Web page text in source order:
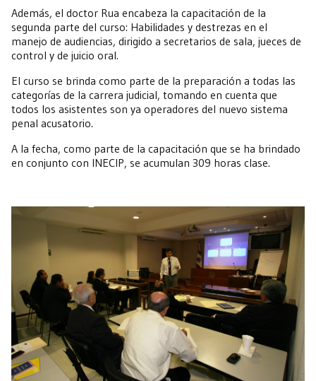
Además, el doctor Rua encabeza la capacitación de la
segunda parte del curso: Habilidades y destrezas en el
manejo de audiencias, dirigido a secretarios de sala, jueces de
control y de juicio oral.
El curso se brinda como parte de la preparación a todas las
categorías de la carrera judicial, tomando en cuenta que
todos los asistentes son ya operadores del nuevo sistema
penal acusatorio.
A la fecha, como parte de la capacitación que se ha brindado
en conjunto con INECIP, se acumulan 309 horas clase.